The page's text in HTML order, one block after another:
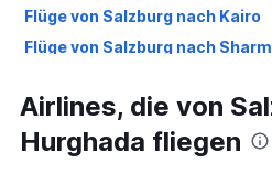
Flüge von Salzburg nach Kairo
Flüge von Salzburg nach
Flüge von Klagenfurt nach
Flüge von Innsbruck nach Kairo
Airlines, die von
Hurghada fliegen